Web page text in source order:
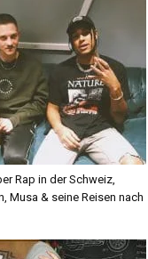
Rap in der Schweiz,
Musa & seine Reisen nach